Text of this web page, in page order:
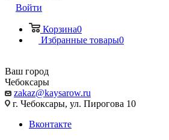
Войти
Корзина0
Избранные товары0
Ваш город
Чебоксары
zakaz@kaysarow.ru
г. Чебоксары, ул. Пирогова 10
Вконтакте